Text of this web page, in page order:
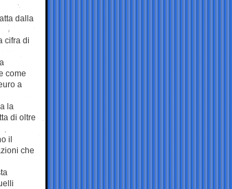
dalla
cifra di
come
a
la
di oltre
il
che